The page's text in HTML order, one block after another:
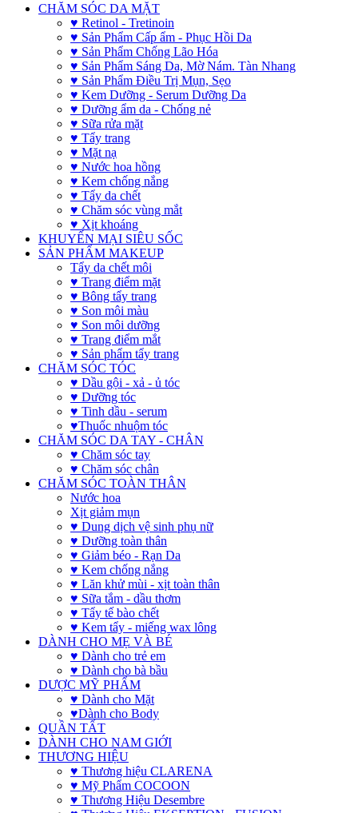
CHĂM SÓC DA MẶT
♥ Retinol - Tretinoin
♥ Sản Phẩm Cấp ẩm - Phục Hồi Da
♥ Sản Phẩm Chống Lão Hóa
♥ Sản Phẩm Sáng Da, Mờ Nám. Tàn Nhang
♥ Sản Phẩm Điều Trị Mụn, Sẹo
♥ Kem Dưỡng - Serum Dưỡng Da
♥ Dưỡng ẩm da - Chống nẻ
♥ Sữa rửa mặt
♥ Tẩy trang
♥ Mặt nạ
♥ Nước hoa hồng
♥ Kem chống nắng
♥ Tẩy da chết
♥ Chăm sóc vùng mắt
♥ Xịt khoáng
KHUYẾN MẠI SIÊU SỐC
SẢN PHẨM MAKEUP
Tẩy da chết môi
♥ Trang điểm mặt
♥ Bông tẩy trang
♥ Son môi màu
♥ Son môi dưỡng
♥ Trang điểm mắt
♥ Sản phẩm tẩy trang
CHĂM SÓC TÓC
♥ Dầu gội - xả - ủ tóc
♥ Dưỡng tóc
♥ Tinh dầu - serum
♥Thuốc nhuộm tóc
CHĂM SÓC DA TAY - CHÂN
♥ Chăm sóc tay
♥ Chăm sóc chân
CHĂM SÓC TOÀN THÂN
Nước hoa
Xịt giảm mụn
♥ Dung dịch vệ sinh phụ nữ
♥ Dưỡng toàn thân
♥ Giảm béo - Rạn Da
♥ Kem chống nắng
♥ Lăn khử mùi - xịt toàn thân
♥ Sữa tắm - dầu thơm
♥ Tẩy tế bào chết
♥ Kem tẩy - miếng wax lông
DÀNH CHO MẸ VÀ BÉ
♥ Dành cho trẻ em
♥ Dành cho bà bầu
DƯỢC MỸ PHẨM
♥ Dành cho Mặt
♥Dành cho Body
QUẦN TẤT
DÀNH CHO NAM GIỚI
THƯƠNG HIỆU
♥ Thương hiệu CLARENA
♥ Mỹ Phẩm COCOON
♥ Thương Hiệu Desembre